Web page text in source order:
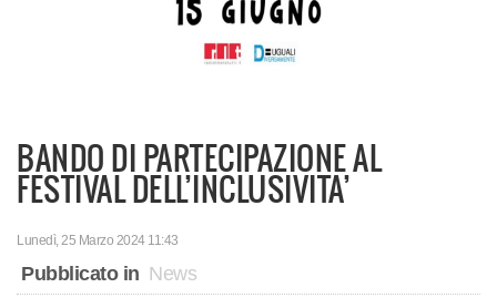
BANDO DI PARTECIPAZIONE AL
FESTIVAL DELL’INCLUSIVITA’
Lunedì, 25 Marzo 2024 11:43
Pubblicato in News